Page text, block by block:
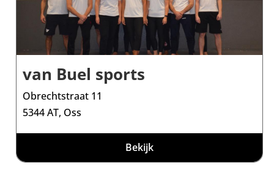
van Buel sports
Obrechtstraat 11
5344 AT, Oss
Bekijk